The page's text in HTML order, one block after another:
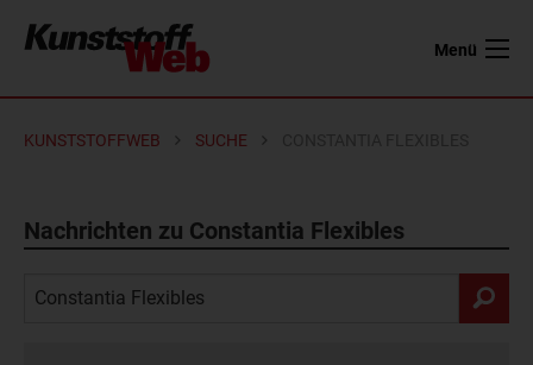
Menü
KUNSTSTOFFWEB SUCHE
Nachrichten zu Constantia Flexibles